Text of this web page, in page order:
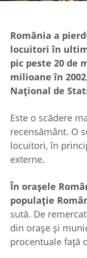
România a
locuitori în
pic peste 20 de
milioane în
Naţional de
Este o scădere
recensământ. O
locuitori, în
externe.
În oraşele
populaţie
sută. De
din oraşe şi
procentuale faţă